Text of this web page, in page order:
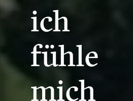
ich
fühle
mich